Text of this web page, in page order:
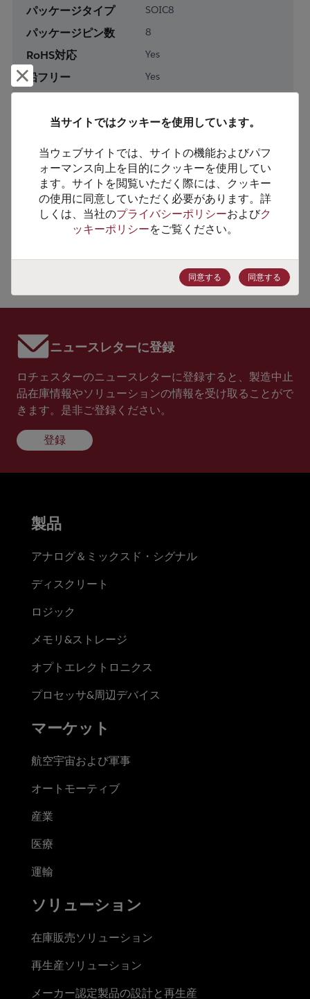
パッケージタイプ SOIC8
パッケージピン数 8
RoHS対応 Yes
鉛フリー Yes
梱包数 75
製品カテゴリー Analog & Mixed Signal
製品サブカテゴリー Power Management
製品グループ Voltage References
HTSコード 8542.33.0001
ニュースレターに登録
ロチェスターのニュースレターに登録すると、製造中止
品在庫情報やソリューションの情報を受け取ることがで
きます。是非ご登録ください。
登録
却下して閉じる
当サイトではクッキーを使用しています。
当ウェブサイトでは、サイトの機能およびパフ
ォーマンス向上を目的にクッキーを使用してい
ます。サイトを閲覧いただく際には、クッキー
の使用に同意していただく必要があります。詳
しくは、当社のプライバシーポリシーおよびク
ッキーポリシーをご覧ください。
同意する 同意する
製品
アナログ＆ミックスド・シグナル
ディスクリート
ロジック
メモリ&ストレージ
オプトエレクトロニクス
プロセッサ&周辺デバイス
マーケット
航空宇宙および軍事
オートモーティブ
産業
医療
運輸
ソリューション
在庫販売ソリューション
再生産ソリューション
メーカー認定製品の設計と再生産